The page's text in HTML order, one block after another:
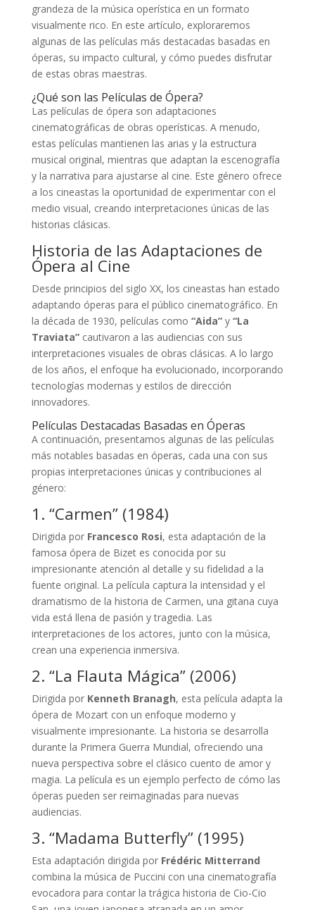
grandeza de la música operística en un formato
visualmente rico. En este artículo, exploraremos
algunas de las películas más destacadas basadas en
óperas, su impacto cultural, y cómo puedes disfrutar
de estas obras maestras.
¿Qué son las Películas de Ópera?
Las películas de ópera son adaptaciones
cinematográficas de obras operísticas. A menudo,
estas películas mantienen las arias y la estructura
musical original, mientras que adaptan la escenografía
y la narrativa para ajustarse al cine. Este género ofrece
a los cineastas la oportunidad de experimentar con el
medio visual, creando interpretaciones únicas de las
historias clásicas.
Historia de las Adaptaciones de
Ópera al Cine
Desde principios del siglo XX, los cineastas han estado
adaptando óperas para el público cinematográfico. En
la década de 1930, películas como “Aida”y “La
Traviata”cautivaron a las audiencias con sus
interpretaciones visuales de obras clásicas. A lo largo
de los años, el enfoque ha evolucionado, incorporando
tecnologías modernas y estilos de dirección
innovadores.
Películas Destacadas Basadas en Óperas
A continuación, presentamos algunas de las películas
más notables basadas en óperas, cada una con sus
propias interpretaciones únicas y contribuciones al
género:
1. “Carmen” (1984)
Dirigida por Francesco Rosi, esta adaptación de la
famosa ópera de Bizet es conocida por su
impresionante atención al detalle y su fidelidad a la
fuente original. La película captura la intensidad y el
dramatismo de la historia de Carmen, una gitana cuya
vida está llena de pasión y tragedia. Las
interpretaciones de los actores, junto con la música,
crean una experiencia inmersiva.
2. “La Flauta Mágica” (2006)
Dirigida por Kenneth Branagh, esta película adapta la
ópera de Mozart con un enfoque moderno y
visualmente impresionante. La historia se desarrolla
durante la Primera Guerra Mundial, ofreciendo una
nueva perspectiva sobre el clásico cuento de amor y
magia. La película es un ejemplo perfecto de cómo las
óperas pueden ser reimaginadas para nuevas
audiencias.
3. “Madama Butterfly” (1995)
Esta adaptación dirigida por Frédéric Mitterrand
combina la música de Puccini con una cinematografía
evocadora para contar la trágica historia de Cio-Cio